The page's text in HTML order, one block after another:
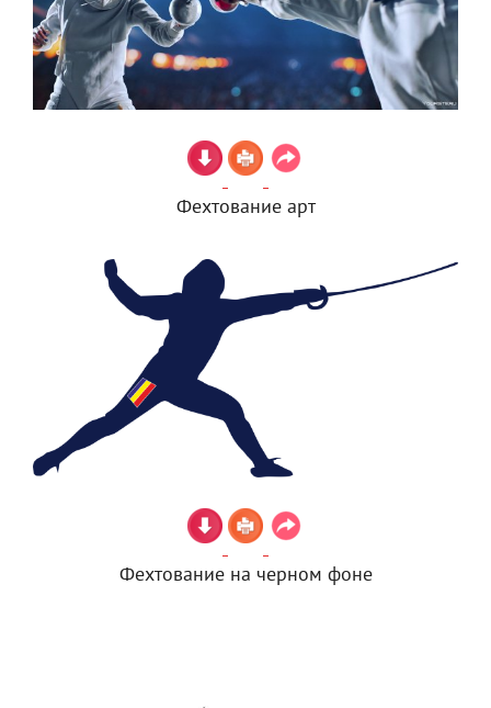
Фехтование арт
Фехтование на черном фоне